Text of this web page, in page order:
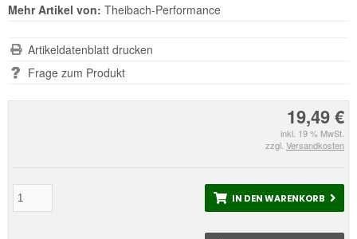
19,49 €
inkl. 19 % MwSt.
zzgl. Versandkosten
IN DEN WARENKORB
Mehr Artikel von: Theibach-Performance
Artikeldatenblatt drucken
Frage zum Produkt